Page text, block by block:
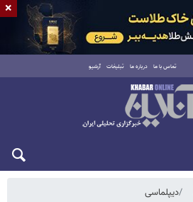
تماس با ما درباره ما تبلیغات آرشیو
دیپلماسی
×